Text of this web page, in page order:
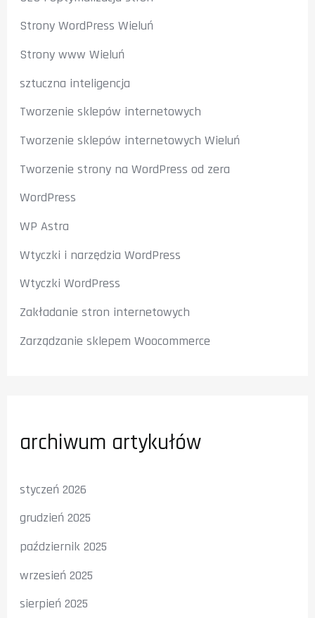
Strony WordPress Wieluń
Strony www Wieluń
sztuczna inteligencja
Tworzenie sklepów internetowych
Tworzenie sklepów internetowych Wieluń
Tworzenie strony na WordPress od zera
WordPress
WP Astra
Wtyczki i narzędzia WordPress
Wtyczki WordPress
Zakładanie stron internetowych
Zarządzanie sklepem Woocommerce
archiwum artykułów
styczeń 2026
grudzień 2025
październik 2025
wrzesień 2025
sierpień 2025